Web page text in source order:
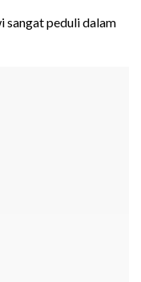
sangat peduli dalam